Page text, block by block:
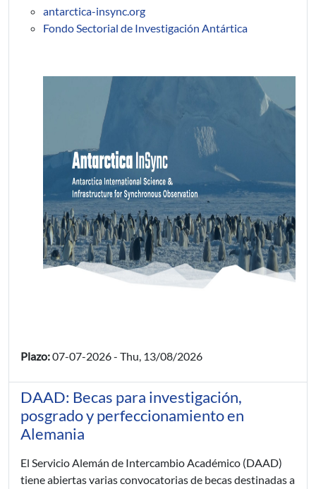
antarctica-insync.org
Fondo Sectorial de Investigación Antártica
Plazo:07-07-2026- Thu, 13/08/2026
DAAD: Becas para investigación,
posgrado y perfeccionamiento en
Alemania
El Servicio Alemán de Intercambio Académico (DAAD)
tiene abiertas varias convocatorias de becas destinadas a